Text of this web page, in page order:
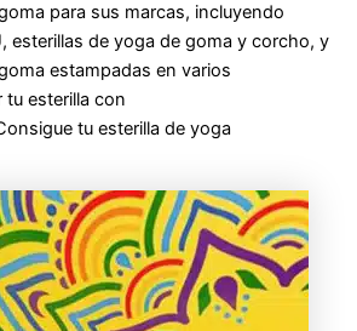
para sus marcas, incluyendo
esterillas de yoga de goma y corcho, y
estampadas en varios
tu esterilla con
tu esterilla de yoga